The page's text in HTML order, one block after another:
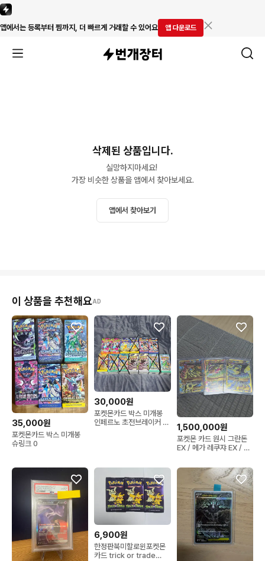
앱에서는 등록부터 찜까지, 더 빠르게 거래할 수 있어요 앱 다운로드
삭제된 상품입니다.
실망하지마세요!
가장 비슷한 상품을 앱에서 찾아보세요.
앱에서 찾아보기
이 상품을 추천해요AD
35,000원
포켓몬카드 박스 미개봉
슈링크 0
30,000원
포켓몬카드 박스 미개봉
인페르노 초전브레이커 배
1,500,000원
포켓몬 카드 원시 그란돈
EX / 메가 레쿠쟈 EX / 원
6,900원
한정판북미할로윈포켓몬
카드 trick or trade